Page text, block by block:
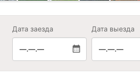
Дата заезда
—.—.—
Дата выезда
—.—.—